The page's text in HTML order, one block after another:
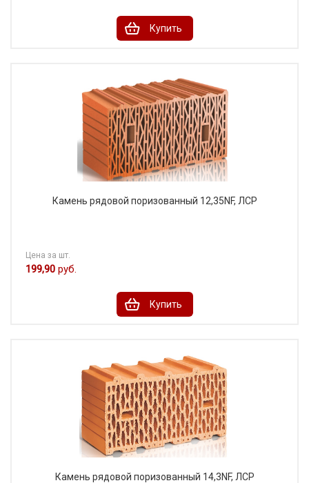
Купить
Камень рядовой поризованный 12,35NF, ЛСР
Цена за шт.
199,90 руб.
Купить
Камень рядовой поризованный 14,3NF, ЛСР